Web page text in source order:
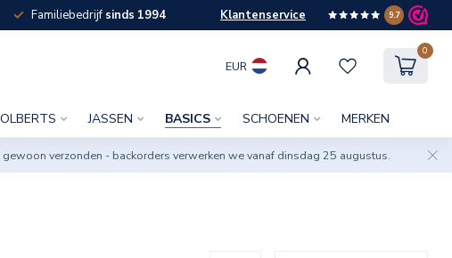
Familiebedrijf sinds 1994 Klantenservice 9.7
EUR
0
JASSEN BASICS SCHOENEN MERKEN
verzonden - backorders verwerken we vanaf dinsdag 25 augustus.